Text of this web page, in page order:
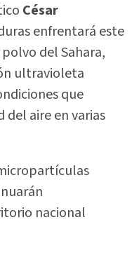
César
enfrentará este
del Sahara,
ultravioleta
que
aire en varias
nacional